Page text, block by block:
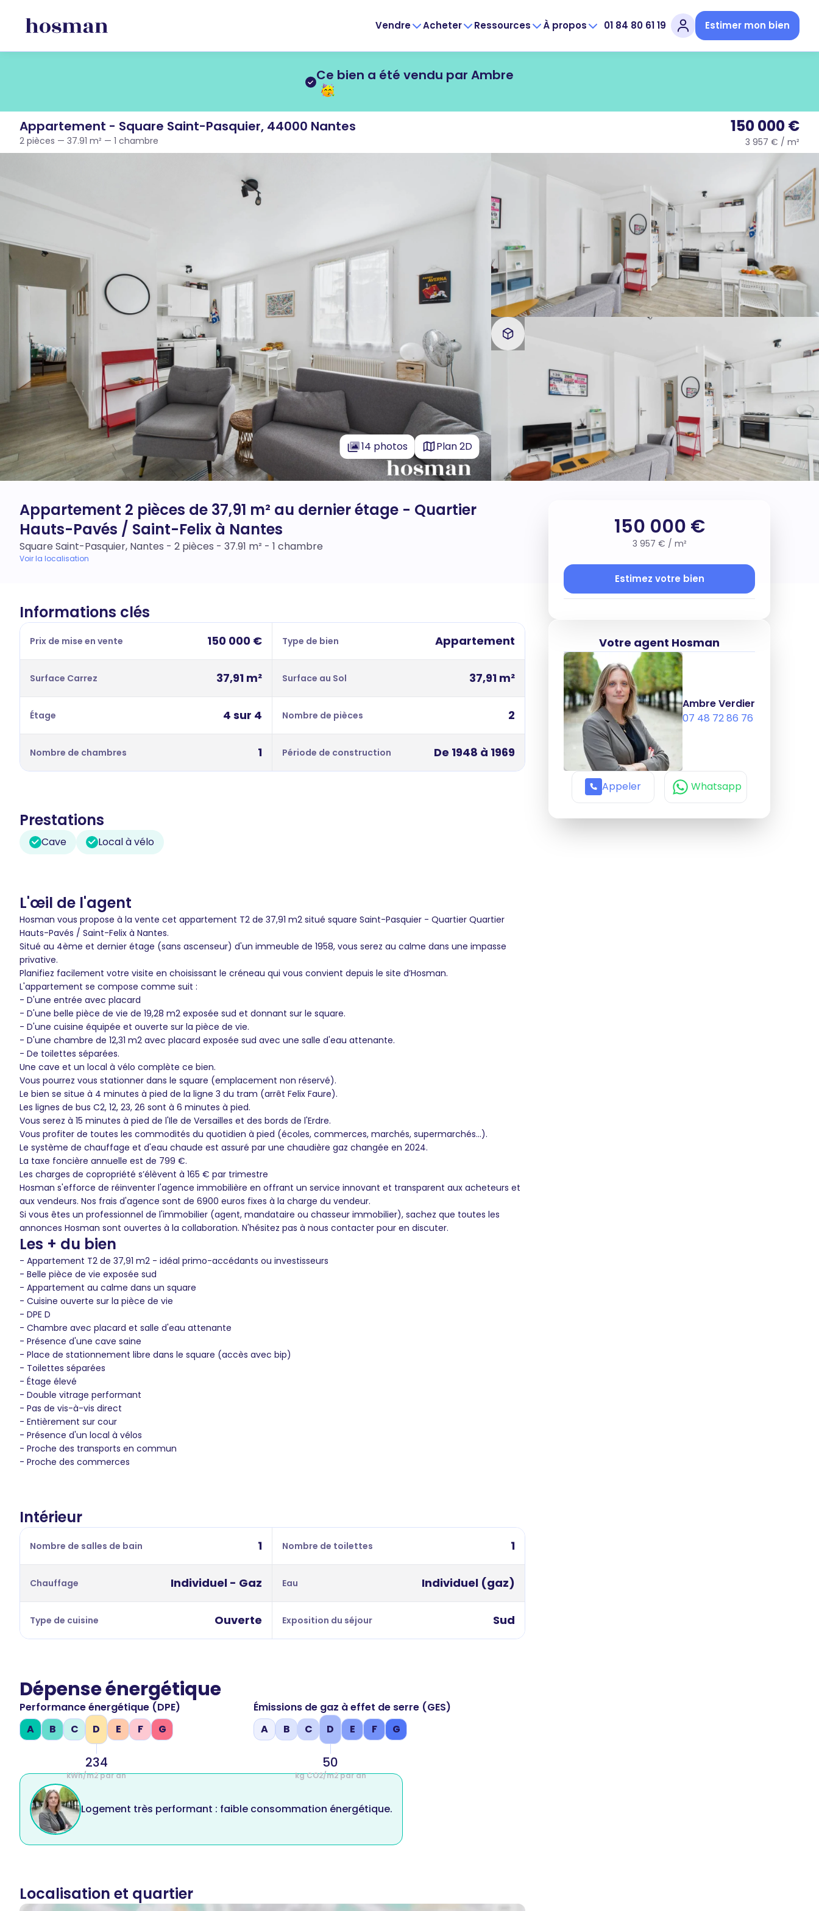
Vendre Acheter Ressources À propos 01 84 80 61 19 Estimer mon bien
Ce bien a été vendu par Ambre
Appartement - Square Saint-Pasquier, 44000 Nantes
2 pièces — 37.91 m² — 1 chambre
150 000 €
3 957 € / m²
14 photos Plan 2D
150 000 €
3 957 € / m²
Estimez votre bien
Votre agent Hosman
Ambre Verdier
07 48 72 86 76
Appeler Whatsapp
Appartement 2 pièces de 37,91 m² au dernier étage - Quartier
Hauts-Pavés / Saint-Felix à Nantes
Square Saint-Pasquier, Nantes - 2 pièces - 37.91 m² - 1 chambre
Voir la localisation
Informations clés
Prix de mise en vente 150 000 € Type de bien Appartement
Surface Carrez 37,91 m² Surface au Sol 37,91 m²
Étage 4 sur 4 Nombre de pièces 2
Nombre de chambres 1 Période de construction De 1948 à 1969
Prestations
Cave Local à vélo
L'œil de l'agent
Hosman vous propose à la vente cet appartement T2 de 37,91 m2 situé square Saint-Pasquier - Quartier Quartier
Hauts-Pavés / Saint-Felix à Nantes.
Situé au 4ème et dernier étage (sans ascenseur) d'un immeuble de 1958, vous serez au calme dans une impasse
privative.
Planifiez facilement votre visite en choisissant le créneau qui vous convient depuis le site d’Hosman.
L'appartement se compose comme suit :
- D'une entrée avec placard
- D'une belle pièce de vie de 19,28 m2 exposée sud et donnant sur le square.
- D'une cuisine équipée et ouverte sur la pièce de vie.
- D'une chambre de 12,31 m2 avec placard exposée sud avec une salle d'eau attenante.
- De toilettes séparées.
Une cave et un local à vélo complète ce bien.
Vous pourrez vous stationner dans le square (emplacement non réservé).
Le bien se situe à 4 minutes à pied de la ligne 3 du tram (arrêt Felix Faure).
Les lignes de bus C2, 12, 23, 26 sont à 6 minutes à pied.
Vous serez à 15 minutes à pied de l'Ile de Versailles et des bords de l'Erdre.
Vous profiter de toutes les commodités du quotidien à pied (écoles, commerces, marchés, supermarchés...).
Le système de chauffage et d'eau chaude est assuré par une chaudière gaz changée en 2024.
La taxe foncière annuelle est de 799 €.
Les charges de copropriété s’élèvent à 165 € par trimestre
Hosman s'efforce de réinventer l'agence immobilière en offrant un service innovant et transparent aux acheteurs et
aux vendeurs. Nos frais d'agence sont de 6900 euros fixes à la charge du vendeur.
Si vous êtes un professionnel de l'immobilier (agent, mandataire ou chasseur immobilier), sachez que toutes les
annonces Hosman sont ouvertes à la collaboration. N'hésitez pas à nous contacter pour en discuter.
Les + du bien
- Appartement T2 de 37,91 m2 - idéal primo-accédants ou investisseurs
- Belle pièce de vie exposée sud
- Appartement au calme dans un square
- Cuisine ouverte sur la pièce de vie
- DPE D
- Chambre avec placard et salle d'eau attenante
- Présence d'une cave saine
- Place de stationnement libre dans le square (accès avec bip)
- Toilettes séparées
- Étage élevé
- Double vitrage performant
- Pas de vis-à-vis direct
- Entièrement sur cour
- Présence d'un local à vélos
- Proche des transports en commun
- Proche des commerces
Intérieur
Nombre de salles de bain 1 Nombre de toilettes 1
Chauffage Individuel - Gaz Eau Individuel (gaz)
Type de cuisine Ouverte Exposition du séjour Sud
Dépense énergétique
Performance énergétique (DPE)
A
B C D
234
kWh/m2 par an
E F G
Émissions de gaz à effet de serre (GES)
A
B C D
50
kg CO2/m2 par an
E F G
Logement très performant : faible consommation énergétique.
Localisation et quartier